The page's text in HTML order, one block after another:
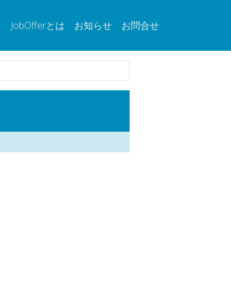
JobOfferとは お知らせ お問合せ